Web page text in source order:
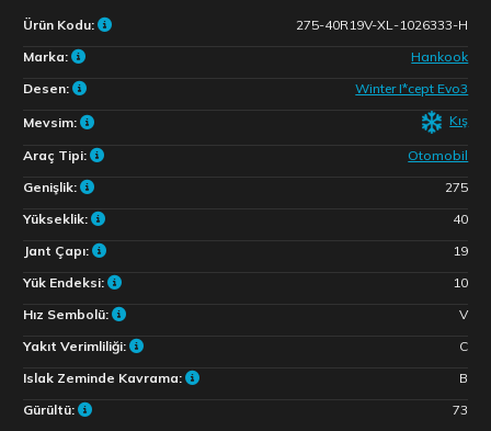
Ürün Kodu:
275-40R19V-XL-1026333-H
Marka:
Hankook
Desen:
Winter I*cept Evo3
Mevsim: Kış
Araç Tipi:
Otomobil
Genişlik:
275
Yükseklik:
40
Jant Çapı:
19
Yük Endeksi:
10
Hız Sembolü:
V
Yakıt Verimliliği:
C
Islak Zeminde Kavrama:
B
Gürültü:
73